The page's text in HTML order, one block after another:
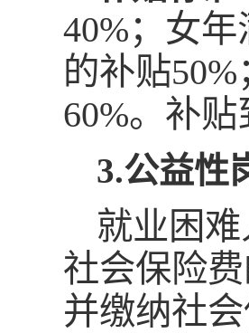
40%；女
的补贴
60%。补贴
3.公益性
就业困
社会保险
并缴纳社